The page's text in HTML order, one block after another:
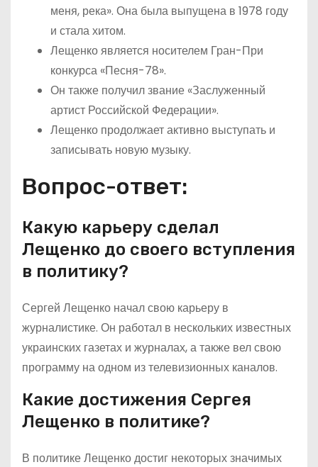
меня, река». Она была выпущена в 1978 году
и стала хитом.
Лещенко является носителем Гран-При
конкурса «Песня-78».
Он также получил звание «Заслуженный
артист Российской Федерации».
Лещенко продолжает активно выступать и
записывать новую музыку.
Вопрос-ответ:
Какую карьеру сделал
Лещенко до своего вступления
в политику?
Сергей Лещенко начал свою карьеру в
журналистике. Он работал в нескольких известных
украинских газетах и журналах, а также вел свою
программу на одном из телевизионных каналов.
Какие достижения Сергея
Лещенко в политике?
В политике Лещенко достиг некоторых значимых